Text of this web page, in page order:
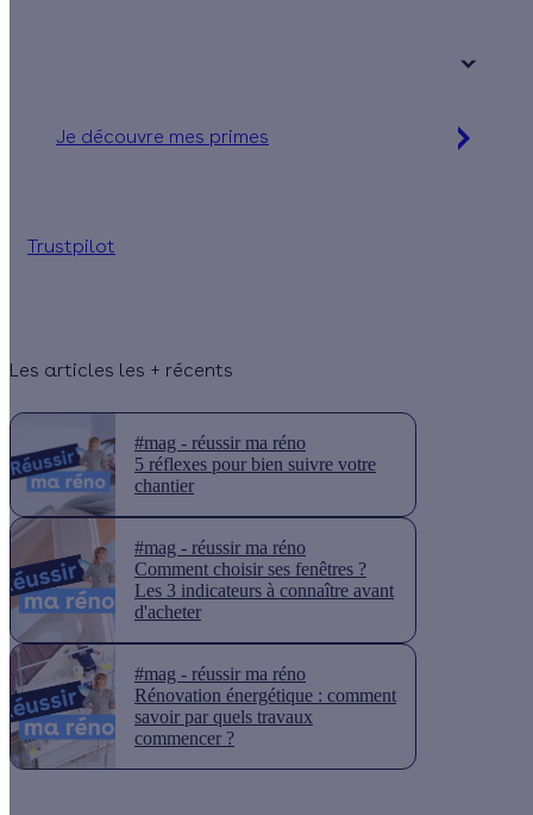
Je découvre mes primes
Trustpilot
Les articles les + récents
#mag - réussir ma réno
5 réflexes pour bien suivre votre
chantier
#mag - réussir ma réno
Comment choisir ses fenêtres ?
Les 3 indicateurs à connaître avant
d'acheter
#mag - réussir ma réno
Rénovation énergétique : comment
savoir par quels travaux
commencer ?